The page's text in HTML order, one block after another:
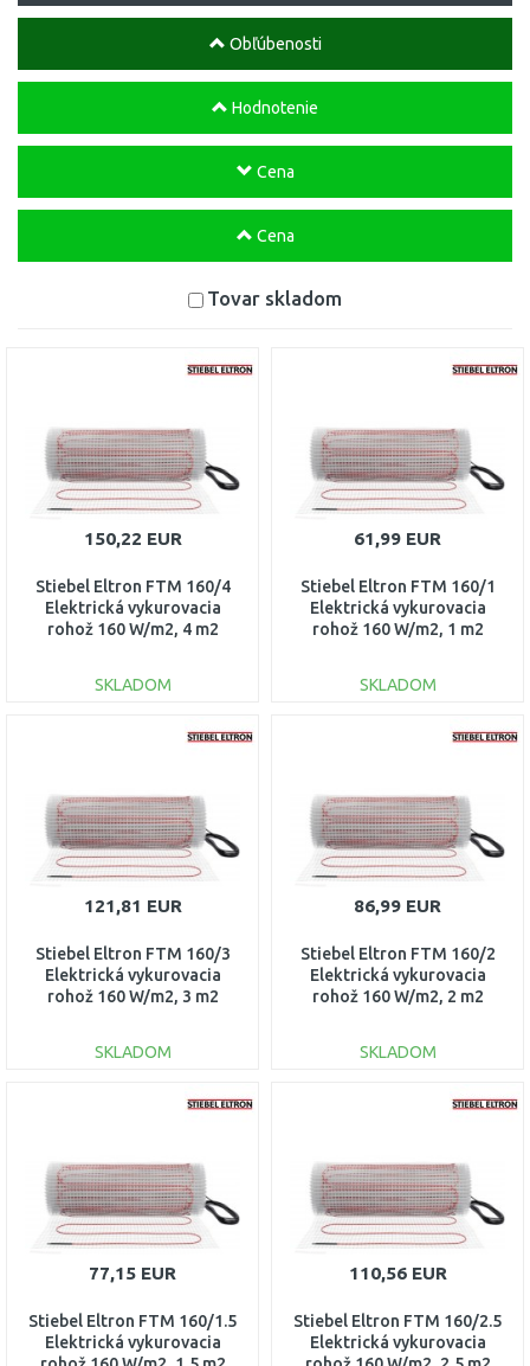
Obľúbenosti
Hodnotenie
Cena
Cena
Tovar skladom
150,22 EUR
Stiebel Eltron FTM 160/4
Elektrická vykurovacia
rohož 160 W/m2, 4 m2
SKLADOM
DO KOŠÍKA
61,99 EUR
Stiebel Eltron FTM 160/1
Elektrická vykurovacia
rohož 160 W/m2, 1 m2
SKLADOM
DO KOŠÍKA
121,81 EUR
Stiebel Eltron FTM 160/3
Elektrická vykurovacia
rohož 160 W/m2, 3 m2
SKLADOM
DO KOŠÍKA
86,99 EUR
Stiebel Eltron FTM 160/2
Elektrická vykurovacia
rohož 160 W/m2, 2 m2
SKLADOM
DO KOŠÍKA
77,15 EUR
Stiebel Eltron FTM 160/1.5
Elektrická vykurovacia
110,56 EUR
Stiebel Eltron FTM 160/2.5
Elektrická vykurovacia